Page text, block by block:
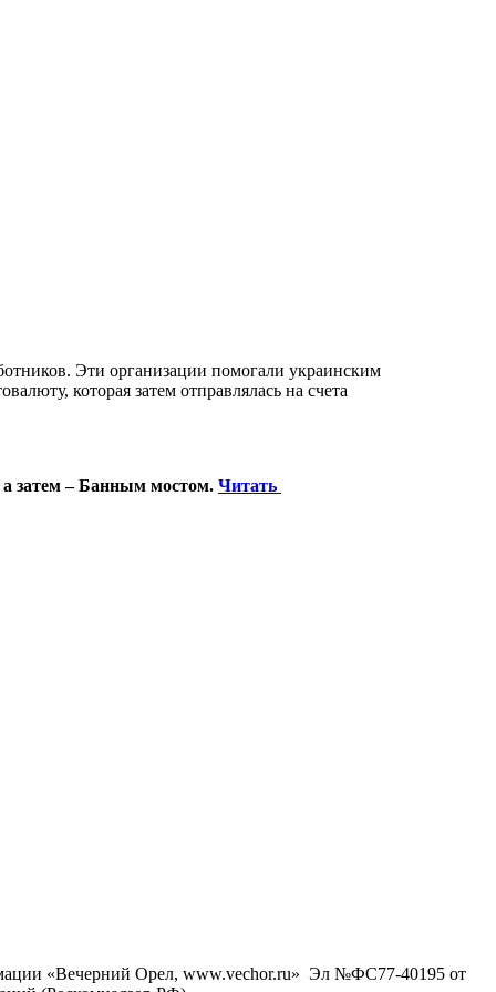
Эти организации помогали украинским
которая затем отправлялась на счета
затем – Банным мостом. Читать
«Вечерний Орел, www.vechor.ru» Эл №ФС77-40195 от